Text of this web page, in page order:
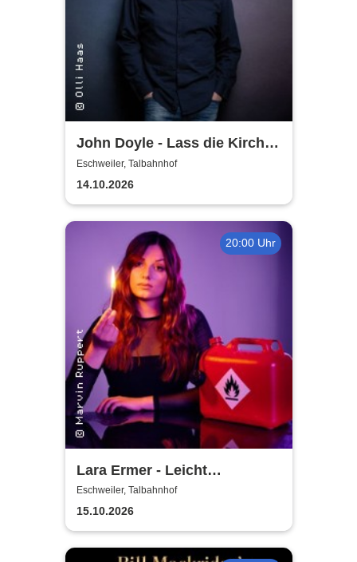
John Doyle - Lass die Kirche
im Dorf
Eschweiler, Talbahnhof
14.10.2026
20:00 Uhr
Lara Ermer - Leicht
entflammbar
Eschweiler, Talbahnhof
15.10.2026